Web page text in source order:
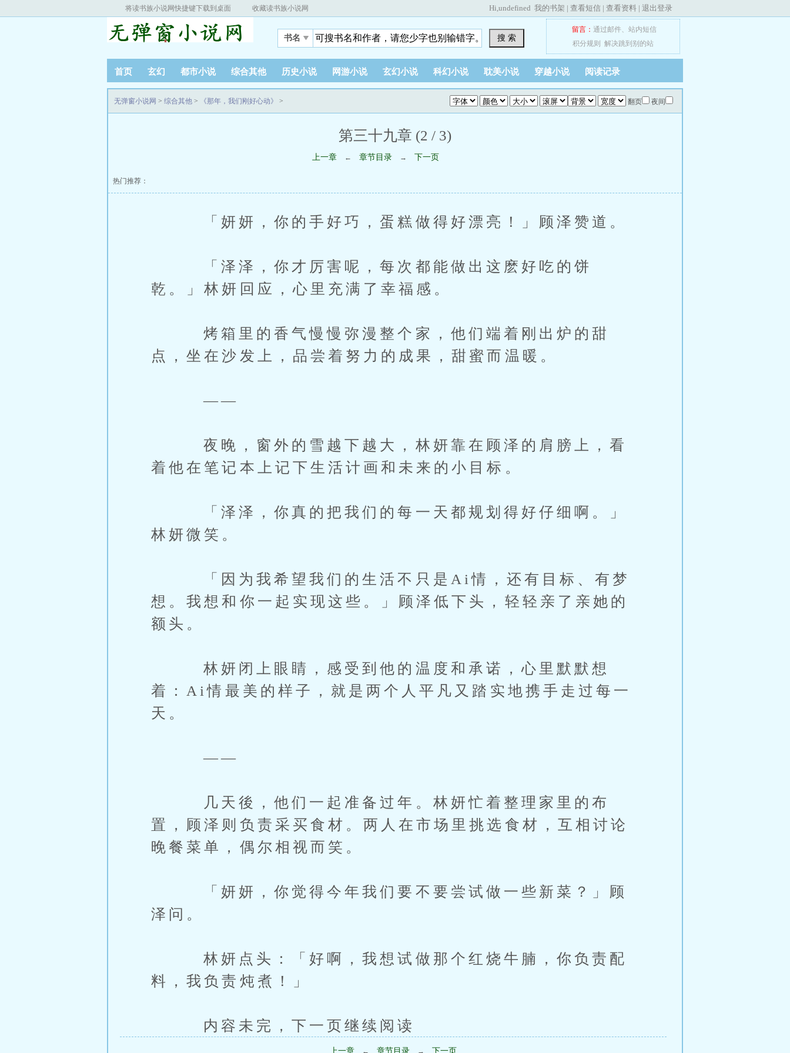
将读书族小说网快捷键下载到桌面 收藏读书族小说网 Hi,undefined 我的书架 | 查看短信 | 查看资料 | 退出登录
书名 搜 索
留言： 通过邮件、 站内短信
积分规则
解决跳到别的站
首页 玄幻 都市小说 综合其他 历史小说 网游小说 玄幻小说 科幻小说 耽美小说 穿越小说 阅读记录
翻页 夜间
无弹窗小说网 > 综合其他 > 《那年，我们刚好心动》 >
第三十九章 (2 / 3)
上一章 ← 章节目录 → 下一页
热门推荐：
「妍妍，你的手好巧，蛋糕做得好漂亮！」顾泽赞道。
「泽泽，你才厉害呢，每次都能做出这麽好吃的饼
乾。」林妍回应，心里充满了幸福感。
烤箱里的香气慢慢弥漫整个家，他们端着刚出炉的甜
点，坐在沙发上，品尝着努力的成果，甜蜜而温暖。
——
夜晚，窗外的雪越下越大，林妍靠在顾泽的肩膀上，看
着他在笔记本上记下生活计画和未来的小目标。
「泽泽，你真的把我们的每一天都规划得好仔细啊。」
林妍微笑。
「因为我希望我们的生活不只是Ai情，还有目标、有梦
想。我想和你一起实现这些。」顾泽低下头，轻轻亲了亲她的
额头。
林妍闭上眼睛，感受到他的温度和承诺，心里默默想
着：Ai情最美的样子，就是两个人平凡又踏实地携手走过每一
天。
——
几天後，他们一起准备过年。林妍忙着整理家里的布
置，顾泽则负责采买食材。两人在市场里挑选食材，互相讨论
晚餐菜单，偶尔相视而笑。
「妍妍，你觉得今年我们要不要尝试做一些新菜？」顾
泽问。
林妍点头：「好啊，我想试做那个红烧牛腩，你负责配
料，我负责炖煮！」
内容未完，下一页继续阅读
上一章 ← 章节目录 → 下一页